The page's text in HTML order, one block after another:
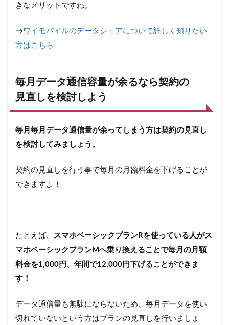
きなメリットですね。
→ ワイモバイルのデータシェアについて詳しく知りたい
方はこちら
毎月データ通信容量が余るなら契約の
見直しを検討しよう
毎月毎月データ通信量が余ってしまう方は契約の見直し
を検討してみましょう。
契約の見直しを行う事で毎月の月額料金を下げることが
できますよ！
たとえば、
スマホベーシックプランRを使っている人がス
マホベーシックプランMへ乗り換えることで毎月の月額
料金を1,000円、年間で12,000円下げることができま
す！
データ通信量も無駄にならないため、毎月データを使い
切れていないという方はプランの見直しを行いましょ